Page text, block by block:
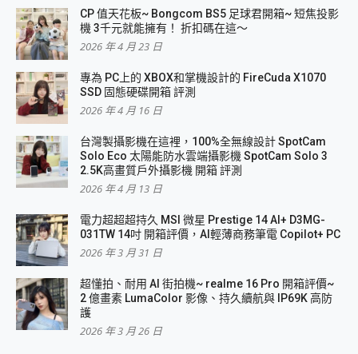
CP 值天花板~ Bongcom BS5 足球君開箱~ 短焦投影
機 3千元就能擁有！ 折扣碼在這～
2026 年 4 月 23 日
專為 PC上的 XBOX和掌機設計的 FireCuda X1070
SSD 固態硬碟開箱 評測
2026 年 4 月 16 日
台灣製攝影機在這裡，100%全無線設計 SpotCam
Solo Eco 太陽能防水雲端攝影機 SpotCam Solo 3
2.5K高畫質戶外攝影機 開箱 評測
2026 年 4 月 13 日
電力超超超持久 MSI 微星 Prestige 14 AI+ D3MG-
031TW 14吋 開箱評價，AI輕薄商務筆電 Copilot+ PC
2026 年 3 月 31 日
超懂拍、耐用 AI 街拍機~ realme 16 Pro 開箱評價~
2 億畫素 LumaColor 影像、持久續航與 IP69K 高防
護
2026 年 3 月 26 日